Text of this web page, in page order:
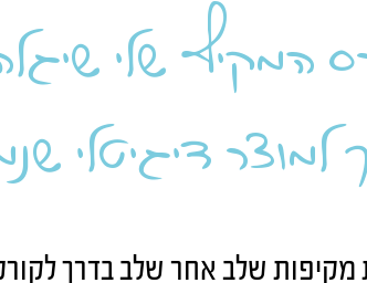
המקיף שלי
דיגיטלי